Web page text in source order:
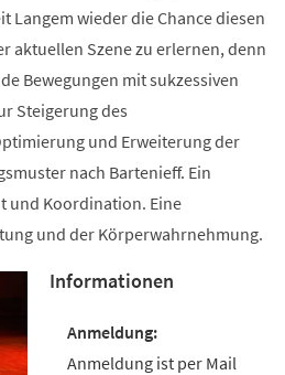
Langem wieder die Chance diesen
aktuellen Szene zu erlernen, denn
Bewegungen mit sukzessiven
Steigerung des
und Erweiterung der
nach Bartenieff. Ein
und Koordination. Eine
und der Körperwahrnehmung.
Informationen
Anmeldung ist per Mail